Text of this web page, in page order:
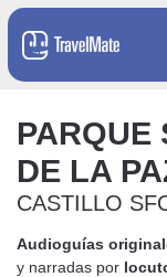
PARQUE
DE LA
CASTILLO
Audioguías
y narradas por